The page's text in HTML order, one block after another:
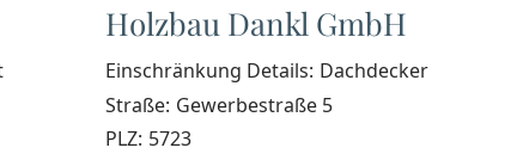
Holzbau Dankl GmbH
Einschränkung Details: Dachdecker
Straße: Gewerbestraße 5
PLZ: 5723